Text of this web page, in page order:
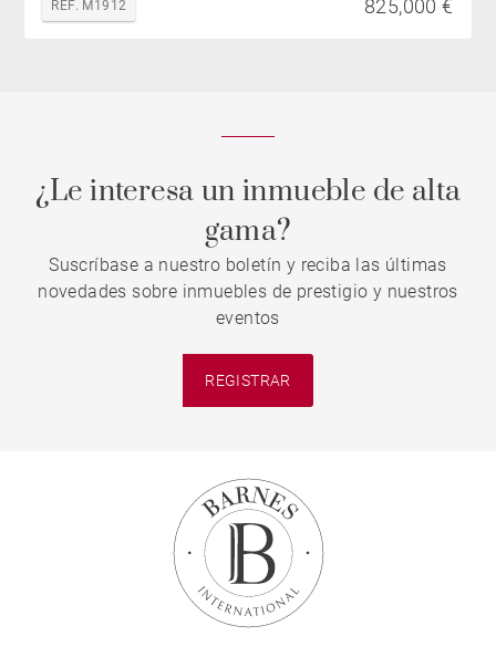
REF. M1912 825,000 €
¿Le interesa un inmueble de alta
gama?
Suscríbase a nuestro boletín y reciba las últimas
novedades sobre inmuebles de prestigio y nuestros
eventos
REGISTRAR